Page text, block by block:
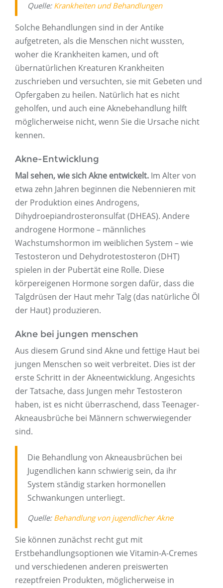
Quelle: Krankheitenund Behandlungen
Solche Behandlungen sind in der Antike
aufgetreten, als die Menschen nicht wussten,
woher die Krankheiten kamen, und oft
übernatürlichen Kreaturen Krankheiten
zuschrieben und versuchten, sie mit Gebeten und
Opfergaben zu heilen. Natürlich hat es nicht
geholfen, und auch eine Aknebehandlung hilft
möglicherweise nicht, wenn Sie die Ursache nicht
kennen.
Akne-Entwicklung
Mal sehen, wie sich Akne entwickelt. Im Alter von
etwa zehn Jahren beginnen die Nebennieren mit
der Produktion eines Androgens,
Dihydroepiandrosteronsulfat (DHEAS). Andere
androgene Hormone – männliches
Wachstumshormon im weiblichen System – wie
Testosteron und Dehydrotestosteron (DHT)
spielen in der Pubertät eine Rolle. Diese
körpereigenen Hormone sorgen dafür, dass die
Talgdrüsen der Haut mehr Talg (das natürliche Öl
der Haut) produzieren.
Akne bei jungen menschen
Aus diesem Grund sind Akne und fettige Haut bei
jungen Menschen so weit verbreitet. Dies ist der
erste Schritt in der Akneentwicklung. Angesichts
der Tatsache, dass Jungen mehr Testosteron
haben, ist es nicht überraschend, dass Teenager-
Akneausbrüche bei Männern schwerwiegender
sind.
Die Behandlung von Akneausbrüchen bei
Jugendlichen kann schwierig sein, da ihr
System ständig starken hormonellen
Schwankungen unterliegt.
Quelle: Behandlung von jugendlicher Akne
Sie können zunächst recht gut mit
Erstbehandlungsoptionen wie Vitamin-A-Cremes
und verschiedenen anderen preiswerten
rezeptfreien Produkten, möglicherweise in